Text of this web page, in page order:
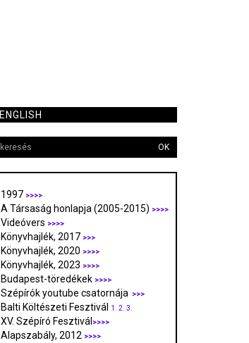
ENGLISH
OK
1997 >>>>
A Társaság honlapja (2005-2015) >>>>
Videóvers >>>>
Könyvhajlék, 2017 >>>
Könyvhajlék, 2020 >>>>
Könyvhajlék, 2023 >>>>
Budapest-töredékek >>>>
Szépírók youtube csatornája >>>
Balti Költészeti Fesztivál 1. 2. 3.
XV. Szépíró Fesztivál >>>>
Alapszabály, 2012 >>>>